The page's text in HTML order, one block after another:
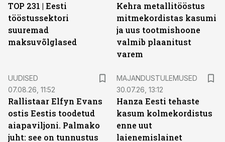
TOP 231 | Eesti
tööstussektori
suuremad
maksuvõlglased
Kehra metallitööstus
mitmekordistas kasumi
ja uus tootmishoone
valmib plaanitust
varem
UUDISED
07.08.26, 11:52
Rallistaar Elfyn Evans
ostis Eestis toodetud
aiapaviljoni. Palmako
juht: see on tunnustus
MAJANDUSTULEMUSED
30.07.26, 13:12
Hanza Eesti tehaste
kasum kolmekordistus
enne uut
laienemislainet